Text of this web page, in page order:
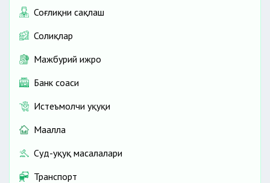
Соғлиқни сақлаш
Солиқлар
Мажбурий ижро
Банк соҳаси
Истеъмолчи ҳуқуқи
Маҳалла
Суд-ҳуқуқ масалалари
Транспорт